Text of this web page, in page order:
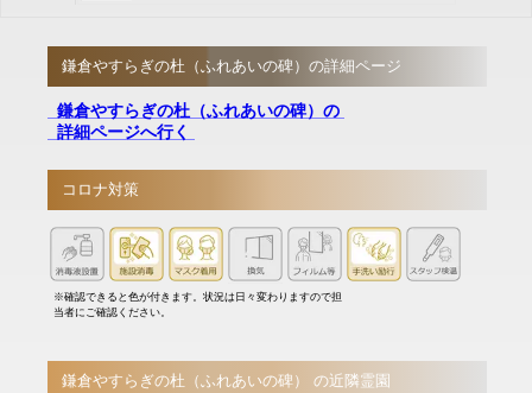
鎌倉やすらぎの杜（ふれあいの碑）の詳細ページ
鎌倉やすらぎの杜（ふれあいの碑）の
詳細ページへ行く
コロナ対策
※確認できると色が付きます。状況は日々変わりますので担
当者にご確認ください。
鎌倉やすらぎの杜（ふれあいの碑） の近隣霊園